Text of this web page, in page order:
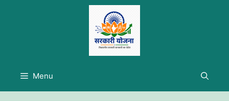
Menu